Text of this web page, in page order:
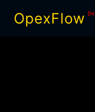
OpexFlow